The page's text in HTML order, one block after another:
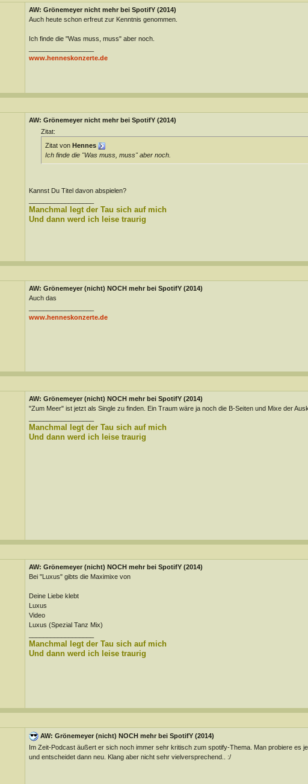
AW: Grönemeyer nicht mehr bei SpotifY (2014)
Auch heute schon erfreut zur Kenntnis genommen.
Ich finde die "Was muss, muss" aber noch.
www.henneskonzerte.de
AW: Grönemeyer nicht mehr bei SpotifY (2014)
Zitat:
Zitat von Hennes
Ich finde die "Was muss, muss" aber noch.
Kannst Du Titel davon abspielen?
Manchmal legt der Tau sich auf mich
Und dann werd ich leise traurig
AW: Grönemeyer (nicht) NOCH mehr bei SpotifY (2014)
Auch das
www.henneskonzerte.de
AW: Grönemeyer (nicht) NOCH mehr bei SpotifY (2014)
"Zum Meer" ist jetzt als Single zu finden. Ein Traum wäre ja noch die B-Seiten und Mixe der
Manchmal legt der Tau sich auf mich
Und dann werd ich leise traurig
AW: Grönemeyer (nicht) NOCH mehr bei SpotifY (2014)
Bei "Luxus" gibts die Maximixe von
Deine Liebe klebt
Luxus
Video
Luxus (Spezial Tanz Mix)
Manchmal legt der Tau sich auf mich
Und dann werd ich leise traurig
AW: Grönemeyer (nicht) NOCH mehr bei SpotifY (2014)
Im Zeit-Podcast äußert er sich noch immer sehr kritisch zum spotify-Thema. Man probiere es
und entscheidet dann neu. Klang aber nicht sehr vielversprechend.. :/